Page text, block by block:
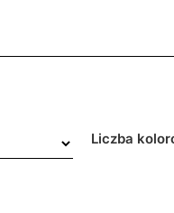
Liczba